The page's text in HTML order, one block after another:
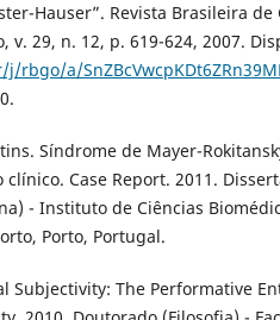
Hauser”. Revista Brasileira de
v. 29, n. 12, p. 619-624, 2007.
rbgo/a/
Síndrome de Mayer-
clínico. Case Report. 2011.
- Instituto de Ciências
Porto, Portugal.
Subjectivity: The Performative